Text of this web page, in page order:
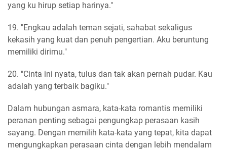
yang ku hirup setiap harinya."
19. "Engkau adalah teman sejati, sahabat sekaligus
kekasih yang kuat dan penuh pengertian. Aku beruntung
memiliki dirimu."
20. "Cinta ini nyata, tulus dan tak akan pernah pudar. Kau
adalah yang terbaik bagiku."
Dalam hubungan asmara, kata-kata romantis memiliki
peranan penting sebagai pengungkap perasaan kasih
sayang. Dengan memilih kata-kata yang tepat, kita dapat
mengungkapkan perasaan cinta dengan lebih mendalam